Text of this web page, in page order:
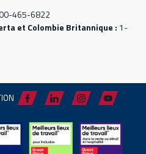
465-6822
et Colombie Britannique : 1-